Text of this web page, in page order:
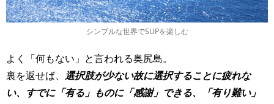
シンプルな世界でSUPを楽しむ
よく「何もない」と言われる奥尻島。
裏を返せば、
選択肢が少ない故に選択することに疲れな
い、すでに「有る」ものに「感謝」できる、「有り難い」